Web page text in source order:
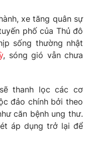
xe tăng quân sự
phố của Thủ đô
sống thường nhật
, sóng gió vẫn chưa
thanh lọc các cơ
đảo chính bởi theo
căn bệnh ung thư.
áp dụng trở lại để